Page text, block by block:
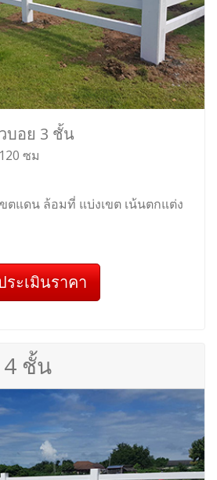
บอย 3 ชั้น
ซม
ตแดน ล้อมที่ แบ่งเขต เน้นตกแต่ง
ะเมินราคา
ชั้น